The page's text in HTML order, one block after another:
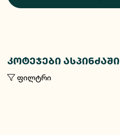
კოტეჯები ასპინძაში
ფილტრი